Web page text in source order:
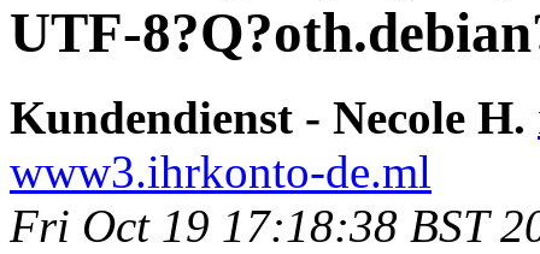
UTF-
Kundendienst - Necole H.
www3.ihrkonto-de.ml
Fri Oct 19 17:18:38 BST